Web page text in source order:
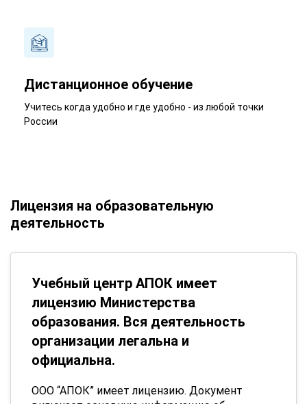
Дистанционное обучение
Учитесь когда удобно и где удобно - из любой точки
России
Лицензия на образовательную
деятельность
Учебный центр АПОК имеет
лицензию Министерства
образования. Вся деятельность
организации легальна и
официальна.
ООО “АПОК” имеет лицензию. Документ